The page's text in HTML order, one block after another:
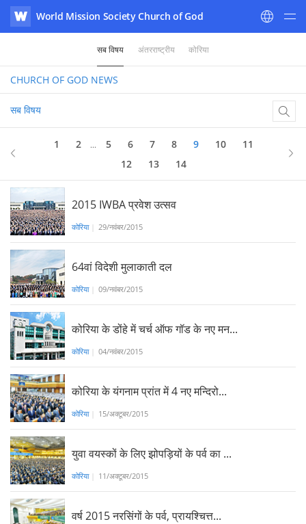
WATV
World Mission Society Church of God
सब विषय अंतरराष्ट्रीय कोरिया
CHURCH OF GOD NEWS
सब विषय
1 2 ... 5 6 7 8 9 10
11
12
13 14
2015 IWBA प्रवेश उत्सव
कोरिया 29/नवंबर/2015
64वां विदेशी मुलाकाती दल
कोरिया 09/नवंबर/2015
कोरिया के डोंहे में चर्च ऑफ गॉड के नए मन...
कोरिया 04/नवंबर/2015
कोरिया के यंगनाम प्रांत में 4 नए मन्दिरो...
कोरिया 15/अक्टूबर/2015
युवा वयस्कों के लिए झोपड़ियों के पर्व का ...
कोरिया 11/अक्टूबर/2015
वर्ष 2015 नरसिंगों के पर्व, प्रायश्चित्त...